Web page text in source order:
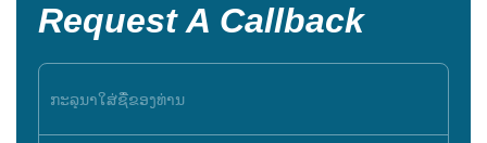
Request A Callback